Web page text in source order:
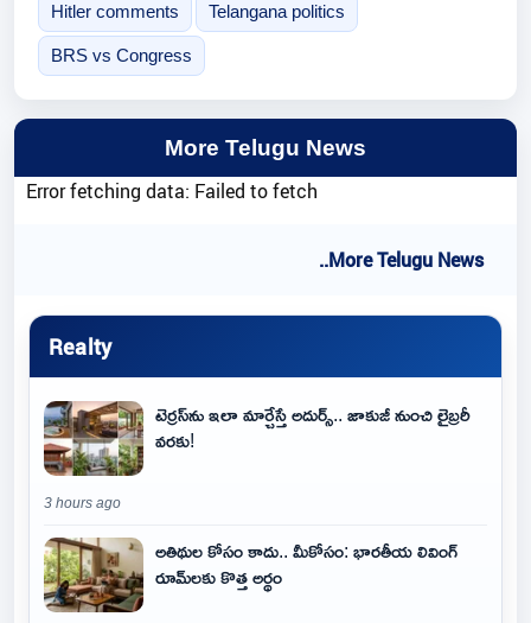
Hitler comments Telangana politics
BRS vs Congress
More Telugu News
Error fetching data: Failed to fetch
..More Telugu News
Realty
టెర్రస్‌ను ఇలా మార్చేస్తే అదుర్స్.. జాకుజీ నుంచి లైబ్రరీ
వరకు!
3 hours ago
అతిథుల కోసం కాదు.. మీకోసం: భారతీయ లివింగ్
రూమ్‌లకు కొత్త అర్థం